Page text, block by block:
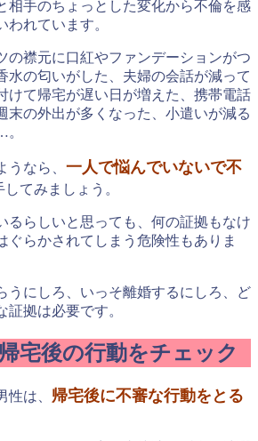
相手のちょっとした変化から不倫を感
われています。
の襟元に口紅やファンデーションがつ
水の匂いがした、夫婦の会話が減って
けて帰宅が遅い日が増えた、携帯電話
末の外出が多くなった、小遣いが減る
うなら、 一人で悩んでいないで不
してみましょう。
るらしいと思っても、何の証拠もなけ
ぐらかされてしまう危険性もありま
うにしろ、いっそ離婚するにしろ、ど
証拠は必要です。
宅後の行動をチェック
は、 帰宅後に不審な行動をとる